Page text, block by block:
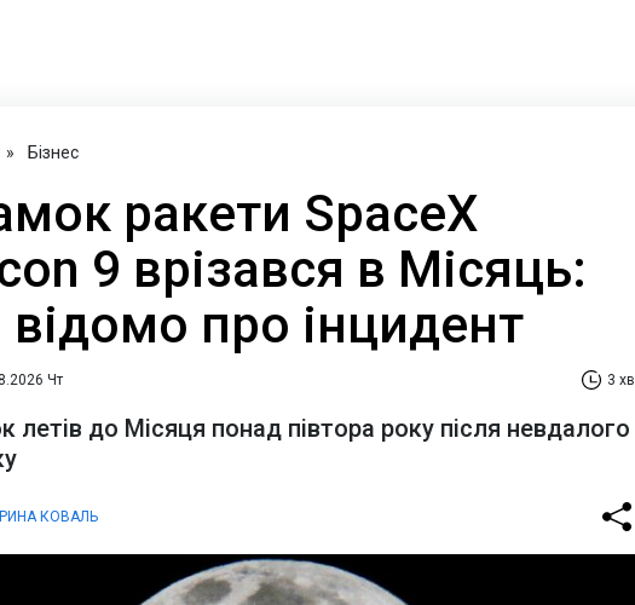
» Бізнес
ракети SpaceX
9 врізався в Місяць:
про інцидент
Чт 3 хв
летів до Місяця понад півтора року після невдалого
КОВАЛЬ